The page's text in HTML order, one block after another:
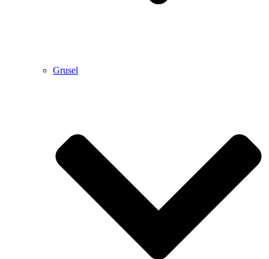
Grusel